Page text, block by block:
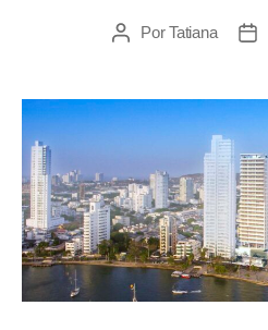
PorTatiana